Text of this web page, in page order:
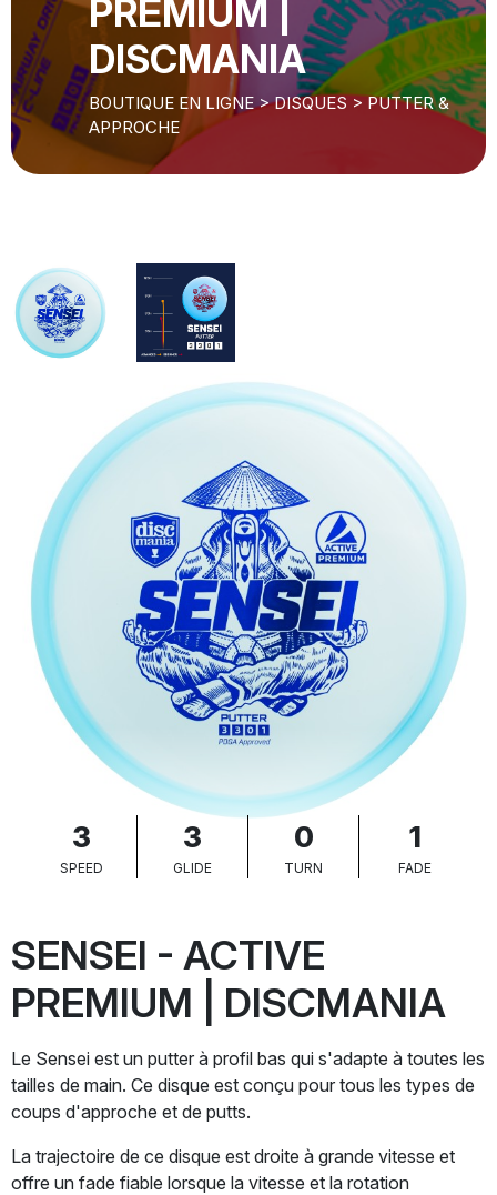
PREMIUM |
DISCMANIA
BOUTIQUE EN LIGNE>DISQUES >PUTTER &
APPROCHE
3
SPEED
3
GLIDE
0
TURN
1
FADE
SENSEI - ACTIVE
PREMIUM | DISCMANIA
Le Sensei est un putter à profil bas qui s'adapte à toutes les
tailles de main. Ce disque est conçu pour tous les types de
coups d'approche et de putts.
La trajectoire de ce disque est droite à grande vitesse et
offre un fade fiable lorsque la vitesse et la rotation